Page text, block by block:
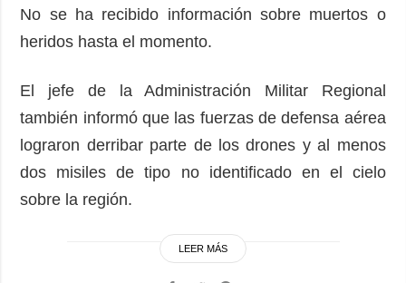
No se ha recibido información sobre muertos o
heridos hasta el momento.
El jefe de la Administración Militar Regional
también informó que las fuerzas de defensa aérea
lograron derribar parte de los drones y al menos
dos misiles de tipo no identificado en el cielo
sobre la región.
LEER MÁS